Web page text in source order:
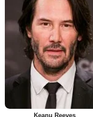
Keanu Reeves